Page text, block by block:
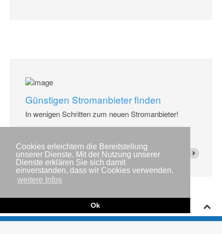
Cookies erleichtern die Bereitstellung
unserer Dienste. Mit der Nutzung unserer
Dienste erklären Sie sich damit
einverstanden, dass wir Cookies verwenden.
weitere Infos
Ok
Günstigen Stromanbieter finden
In wenigen Schritten zum neuen Stromanbieter!